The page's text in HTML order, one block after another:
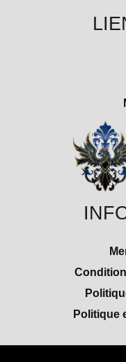
Politique